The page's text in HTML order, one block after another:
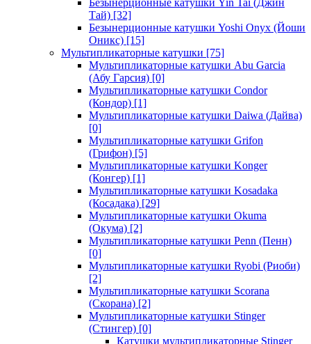
Безынерционные катушки Yin Tai (Джин
Тай) [32]
Безынерционные катушки Yoshi Onyx (Йоши
Оникс) [15]
Мультипликаторные катушки [75]
Мультипликаторные катушки Abu Garcia
(Абу Гарсия) [0]
Мультипликаторные катушки Condor
(Кондор) [1]
Мультипликаторные катушки Daiwa (Дайва)
[0]
Мультипликаторные катушки Grifon
(Грифон) [5]
Мультипликаторные катушки Konger
(Конгер) [1]
Мультипликаторные катушки Kosadaka
(Косадака) [29]
Мультипликаторные катушки Okuma
(Окума) [2]
Мультипликаторные катушки Penn (Пенн)
[0]
Мультипликаторные катушки Ryobi (Риоби)
[2]
Мультипликаторные катушки Scorana
(Скорана) [2]
Мультипликаторные катушки Stinger
(Стингер) [0]
Катушки мультипликаторные Stinger